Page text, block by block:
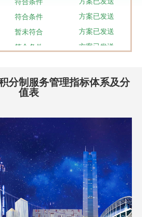
符合条件 方案已发送
暂未符合 方案已发送
暂未符合 方案已发送
符合条件 方案已发送
符合条件 方案已发送
暂未符合 方案已发送
符合条件 方案已发送
分制服务管理指标体系及分
值表